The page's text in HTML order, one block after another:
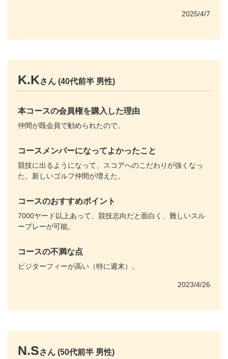
2025/4/7
K.Kさん (40代前半 男性)
本コースの会員権を購入した理由
仲間が既会員で勧められたので。
コースメンバーになってよかったこと
競技に出るようになって、スコアへのこだわりが強くなっ
た。新しいゴルフ仲間が増えた。
コースのおすすめポイント
7000ヤード以上あって、競技志向だと面白く、難しいスル
ープレーが可能。
コースの不満な点
ビジターフィーが高い（特に週末）。
2023/4/26
N.Sさん (50代前半 男性)